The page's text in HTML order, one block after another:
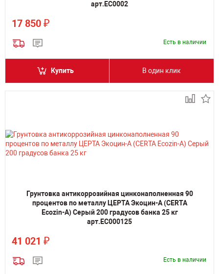
арт.EC0002
17 850 ₽
Есть в наличии
Купить В один клик
Грунтовка антикоррозийная цинконаполненная 90
процентов по металлу ЦЕРТА Экоцин-А (CERTA
Ecozin-A) Серый 200 градусов банка 25 кг
арт.EC000125
41 021 ₽
Есть в наличии